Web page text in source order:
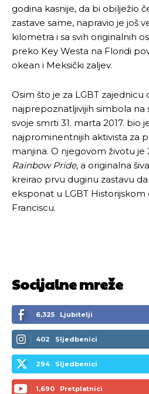
[wpuf_form id=”7463”]
[wpuf_form id=”7463”]
godina kasnije, da bi obilježio
zastave same, napravio je još
kilometra i sa svih originalnih
preko Key Westa na Floridi
okean i Meksički zaljev.
Osim što je za LGBT zajednicu
najprepoznatljivijih simbola na
svoje smrti 31. marta 2017. bio
najprominentnijih aktivista za
manjina. O njegovom životu je
Rainbow Pride, a originalna
kreirao prvu duginu zastavu
eksponat u LGBT Historijskom
Franciscu.
Socijalne mreže
6,325 Ljubitelji
402 Sljedbenici
294 Sljedbenici
1,690 Pretplatnici